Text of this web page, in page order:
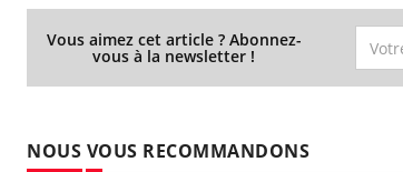
Vous aimez cet article ? Abonnez-
vous à la newsletter !
NOUS VOUS RECOMMANDONS